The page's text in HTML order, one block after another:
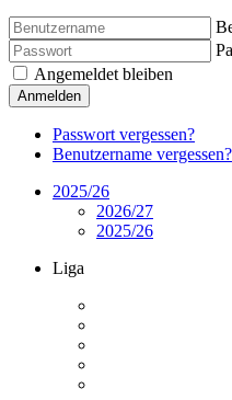
Angemeldet bleiben
Anmelden
Passwort vergessen?
Benutzername vergessen?
2025/26
2026/27
2025/26
Liga